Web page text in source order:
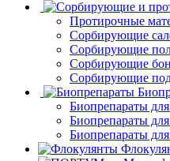
Протирочные
Сорбирующие
Сорбирующие
Сорбирующие
Сорбирующие
Биопрепараты
Биопрепараты
Биопрепараты